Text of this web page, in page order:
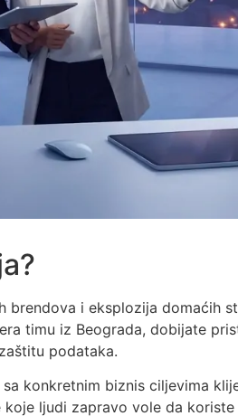
brendova i eksplozija domaćih
timu iz Beograda, dobijate
podataka.
konkretnim biznis ciljevima
ljudi zapravo vole da